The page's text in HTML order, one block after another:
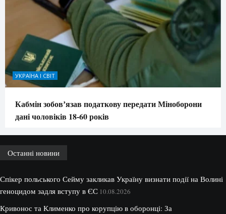
УКРАЇНА І СВІТ
Кабмін зобовʼязав податкову передати Міноборони
дані чоловіків 18-60 років
Останні новини
Спікер польського Сейму закликав Україну визнати події на Волині
геноцидом задля вступу в ЄС 10.08.2026
Кривонос та Клименко про корупцію в оборонці: За